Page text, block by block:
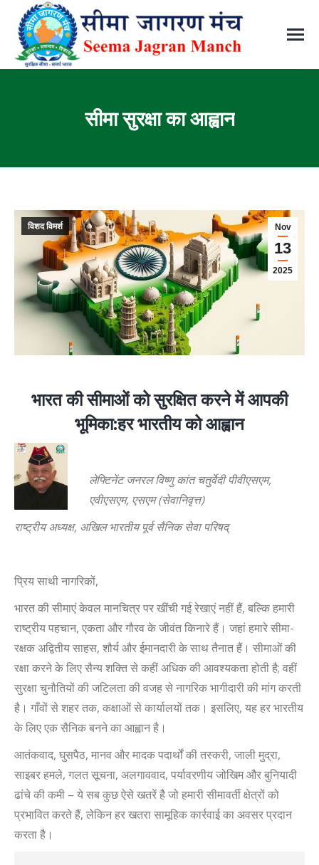
सीमा सुरक्षा का आह्वान
Nov
13
2025
विशद विमर्श
भारत की सीमाओं को सुरक्षित करने में आपकी
भूमिका:हर भारतीय को आह्वान
लेफ्टिनेंट जनरल विष्णु कांत चतुर्वेदी पीवीएसएम,
एवीएसएम, एसएम (सेवानिवृत्त)
राष्ट्रीय अध्यक्ष, अखिल भारतीय पूर्व सैनिक सेवा परिषद्
प्रिय साथी नागरिकों,
भारत की सीमाएं केवल मानचित्र पर खींची गई रेखाएं नहीं हैं, बल्कि हमारी
राष्ट्रीय पहचान, एकता और गौरव के जीवंत किनारे हैं। जहां हमारे सीमा-
रक्षक अद्वितीय साहस, शौर्य और ईमानदारी के साथ तैनात हैं। सीमाओं की
रक्षा करने के लिए सैन्य शक्ति से कहीं अधिक की आवश्यकता होती है; वहीं
सुरक्षा चुनौतियों की जटिलता की वजह से नागरिक भागीदारी की मांग करती
है। गाँवों से शहर तक, कक्षाओं से कार्यालयों तक। इसलिए, यह हर भारतीय
के लिए एक सैनिक बनने का आह्वान है।
आतंकवाद, घुसपैठ, मानव और मादक पदार्थों की तस्करी, जाली मुद्रा,
साइबर हमले, गलत सूचना, अलगाववाद, पर्यावरणीय जोखिम और बुनियादी
ढांचे की कमी – ये सब कुछ ऐसे खतरें है जो हमारी सीमावर्ती क्षेत्रों को
प्रभावित करते हैं, लेकिन हर खतरा सामूहिक कार्रवाई का अवसर प्रदान
करता है।